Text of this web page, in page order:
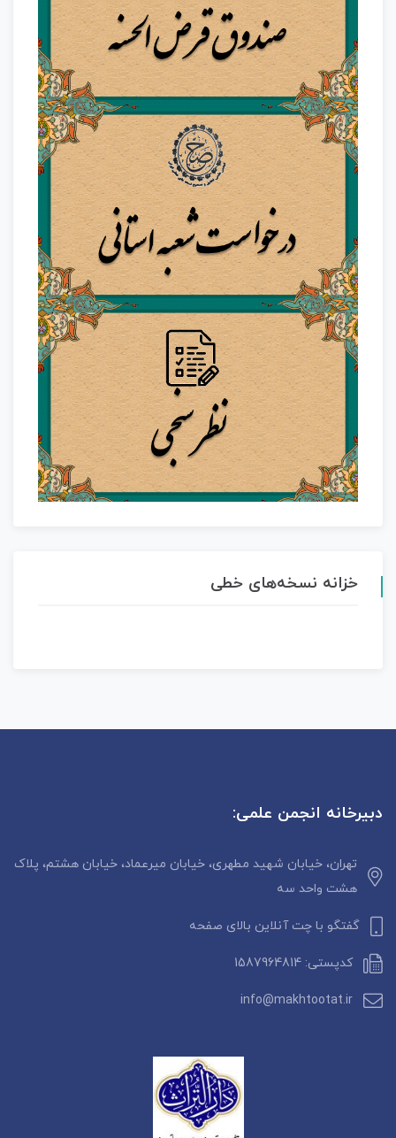
خزانه نسخه‌های خطی
دبیرخانه انجمن علمی:
تهران، خیابان شهید مطهری، خیابان میرعماد، خیابان هشتم، پلاک
هشت واحد سه
گفتگو با چت آنلاین بالای صفحه
کدپستی: 1587964814
info@makhtootat.ir